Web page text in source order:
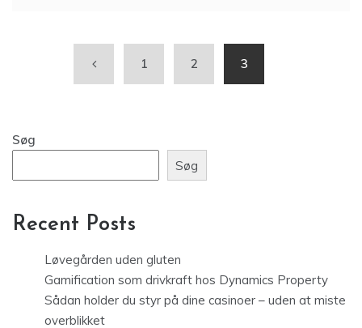
1 2 3
Søg
Søg
Recent Posts
Løvegården uden gluten
Gamification som drivkraft hos Dynamics Property
Sådan holder du styr på dine casinoer – uden at miste
overblikket